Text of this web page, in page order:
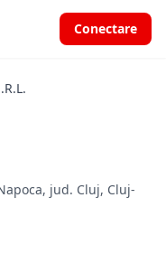
Conectare
jud. Cluj, Cluj-